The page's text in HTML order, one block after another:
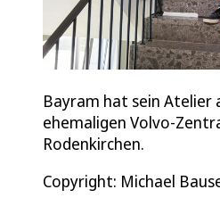
Bayram hat sein Atelier
ehemaligen Volvo-
Rodenkirchen.
Copyright: Michael